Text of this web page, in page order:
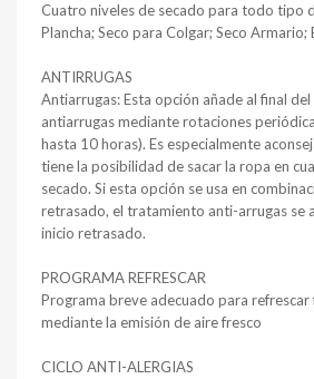
Cuatro niveles de secado para todo tipo
Plancha; Seco para Colgar; Seco Armario;
ANTIRRUGAS
Antiarrugas: Esta opción añade al final
antiarrugas mediante rotaciones
hasta 10 horas). Es especialmente
tiene la posibilidad de sacar la ropa en
secado. Si esta opción se usa en
retrasado, el tratamiento anti-arrugas se
inicio retrasado.
PROGRAMA REFRESCAR
Programa breve adecuado para
mediante la emisión de aire fresco
CICLO ANTI-ALERGIAS